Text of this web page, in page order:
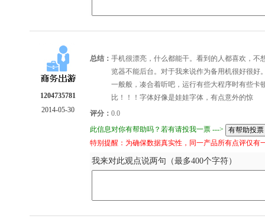
1204735781
2014-05-30
总结： 手机很漂亮，什么都能干。看到的人都喜欢，不
览器不能后台。对于我来说作为备用机很好很
一般般，凑合着听吧，运行有些大程序时有些
比！！！字体好像是娃娃字体，有点意外的惊
评分： 0.0
此信息对你有帮助吗？若有请投我一票 --->
特别提醒：为确保数据真实性，同一产品所有点评仅有
我来对此观点说两句（最多400个字符）